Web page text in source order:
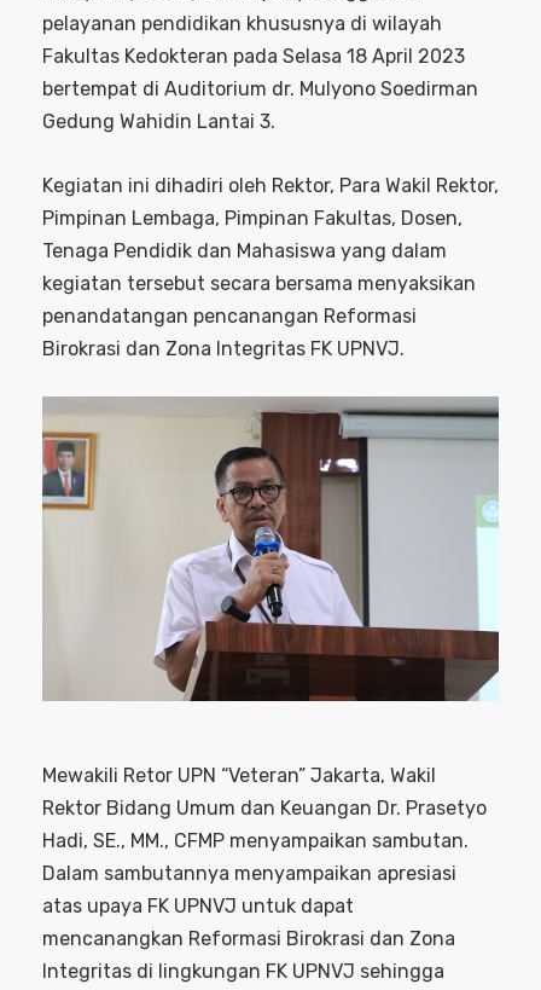
pelayanan pendidikan khususnya di wilayah
Fakultas Kedokteran pada Selasa 18 April 2023
bertempat di Auditorium dr. Mulyono Soedirman
Gedung Wahidin Lantai 3.
Kegiatan ini dihadiri oleh Rektor, Para Wakil Rektor,
Pimpinan Lembaga, Pimpinan Fakultas, Dosen,
Tenaga Pendidik dan Mahasiswa yang dalam
kegiatan tersebut secara bersama menyaksikan
penandatangan pencanangan Reformasi
Birokrasi dan Zona Integritas FK UPNVJ.
Mewakili Retor UPN “Veteran” Jakarta, Wakil
Rektor Bidang Umum dan Keuangan Dr. Prasetyo
Hadi, SE., MM., CFMP menyampaikan sambutan.
Dalam sambutannya menyampaikan apresiasi
atas upaya FK UPNVJ untuk dapat
mencanangkan Reformasi Birokrasi dan Zona
Integritas di lingkungan FK UPNVJ sehingga